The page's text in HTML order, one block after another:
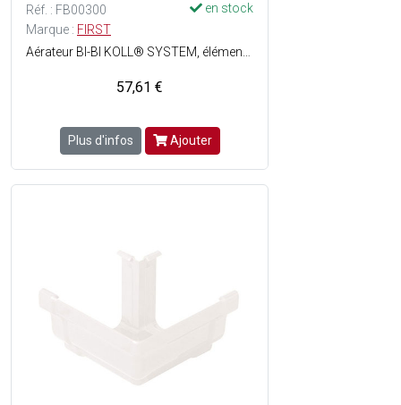
Réf. : FB00300
en stock
Marque : FIRST
57,61 €
Plus d'infos Ajouter